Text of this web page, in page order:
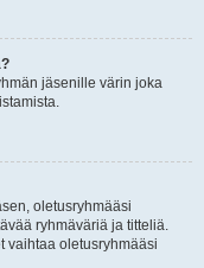
jäsenille värin joka
oletusryhmääsi
ryhmäväriä ja titteliä.
vaihtaa oletusryhmääsi